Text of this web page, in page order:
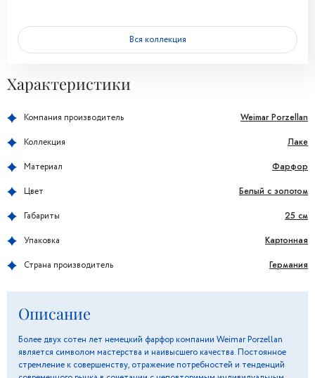
Вся коллекция
Характеристики
Компания производитель Weimar Porzellan
Коллекция Лаке
Материал Фарфор
Цвет Белый с золотом
Габариты 25 см
Упаковка Картонная
Страна производитель Германия
Описание
Более двух сотен лет немецкий фарфор компании Weimar Porzellan
является символом мастерства и наивысшего качества. Постоянное
стремление к совершенству, отражение потребностей и тенденций